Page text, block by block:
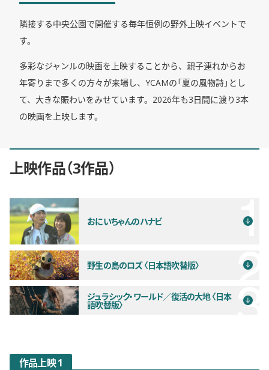
隣接する中央公園で開催する毎年恒例の野外上映イベントで
す。
多彩なジャンルの映画を上映することから、親子連れからお
年寄りまで多くの方々が来場し、YCAMの「夏の風物詩」とし
て、大きな賑わいをみせています。2026年も3日間に渡り3本
の映画を上映します。
上映作品 3作品
おにいちゃんのハナビ
野生の島のロズ〈日本語吹替版〉
ジュラシック・ワールド／復活の大地〈日本
語吹替版〉
作品上映 1